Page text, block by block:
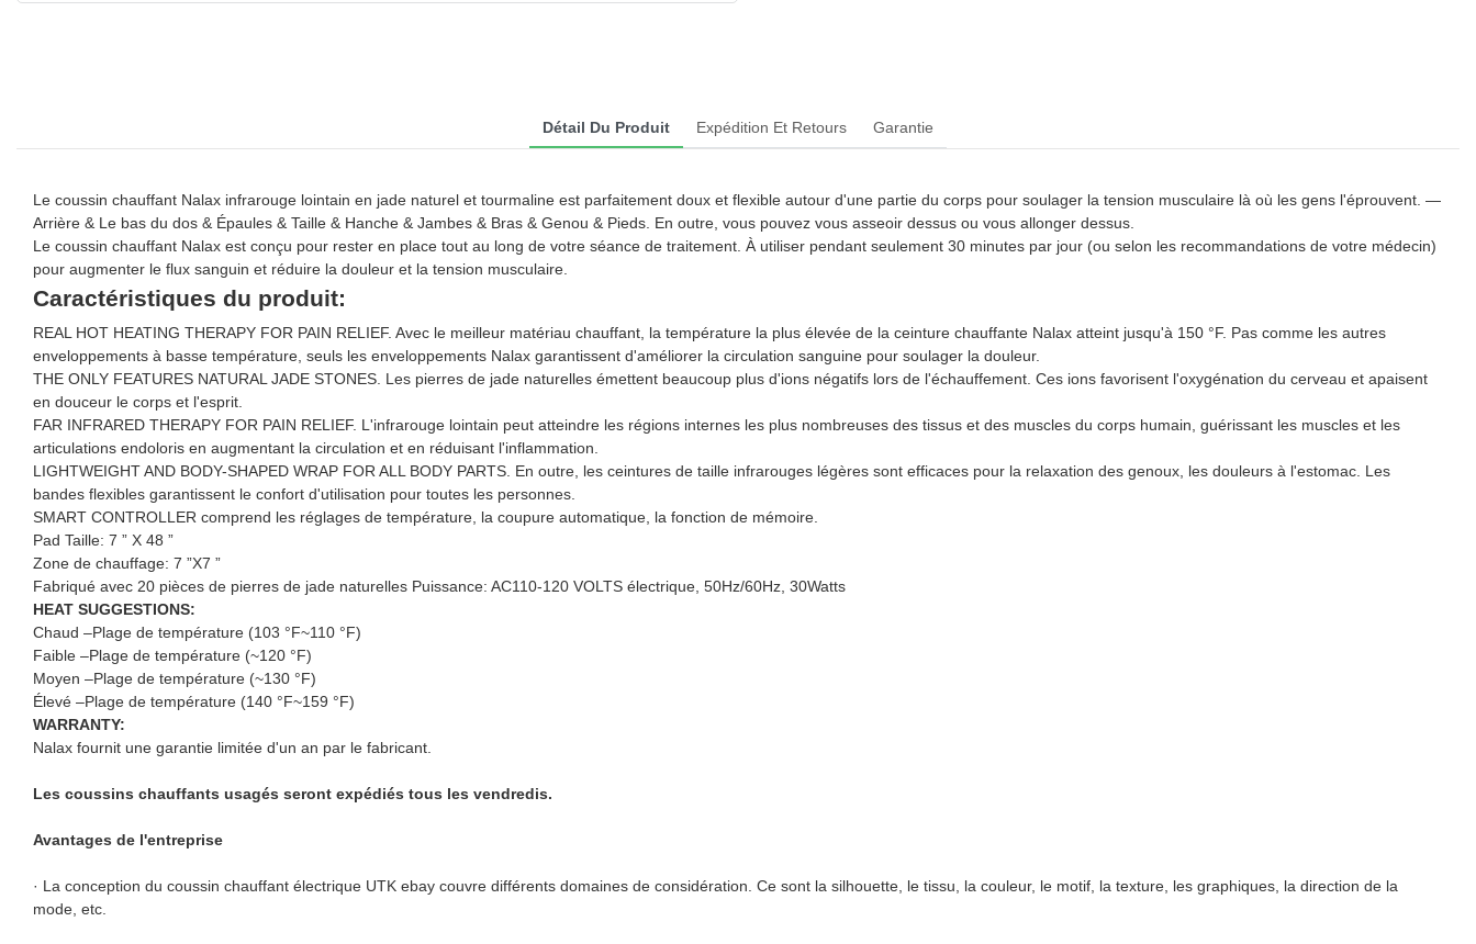
Détail Du Produit Expédition Et Retours Garantie
Le coussin chauffant Nalax infrarouge lointain en jade naturel et tourmaline est parfaitement doux et flexible autour d'une partie du corps pour soulager la tension musculaire là où les gens l'éprouvent. —
Arrière & Le bas du dos & Épaules & Taille & Hanche & Jambes & Bras & Genou & Pieds. En outre, vous pouvez vous asseoir dessus ou vous allonger dessus.
Le coussin chauffant Nalax est conçu pour rester en place tout au long de votre séance de traitement. À utiliser pendant seulement 30 minutes par jour (ou selon les recommandations de votre médecin)
pour augmenter le flux sanguin et réduire la douleur et la tension musculaire.
Caractéristiques du produit:
REAL HOT HEATING THERAPY FOR PAIN RELIEF. Avec le meilleur matériau chauffant, la température la plus élevée de la ceinture chauffante Nalax atteint jusqu'à 150 °F. Pas comme les autres
enveloppements à basse température, seuls les enveloppements Nalax garantissent d'améliorer la circulation sanguine pour soulager la douleur.
THE ONLY FEATURES NATURAL JADE STONES. Les pierres de jade naturelles émettent beaucoup plus d'ions négatifs lors de l'échauffement. Ces ions favorisent l'oxygénation du cerveau et apaisent
en douceur le corps et l'esprit.
FAR INFRARED THERAPY FOR PAIN RELIEF. L'infrarouge lointain peut atteindre les régions internes les plus nombreuses des tissus et des muscles du corps humain, guérissant les muscles et les
articulations endoloris en augmentant la circulation et en réduisant l'inflammation.
LIGHTWEIGHT AND BODY-SHAPED WRAP FOR ALL BODY PARTS. En outre, les ceintures de taille infrarouges légères sont efficaces pour la relaxation des genoux, les douleurs à l'estomac. Les
bandes flexibles garantissent le confort d'utilisation pour toutes les personnes.
SMART CONTROLLER comprend les réglages de température, la coupure automatique, la fonction de mémoire.
Pad Taille: 7 ” X 48 ”
Zone de chauffage: 7 ”X7 ”
Fabriqué avec 20 pièces de pierres de jade naturelles Puissance: AC110-120 VOLTS électrique, 50Hz/60Hz, 30Watts
HEAT SUGGESTIONS:
Chaud –Plage de température (103 °F~110 °F)
Faible –Plage de température (~120 °F)
Moyen –Plage de température (~130 °F)
Élevé –Plage de température (140 °F~159 °F)
WARRANTY:
Nalax fournit une garantie limitée d'un an par le fabricant.
Les coussins chauffants usagés seront expédiés tous les vendredis.
Avantages de l'entreprise
· La conception du coussin chauffant électrique UTK ebay couvre différents domaines de considération. Ce sont la silhouette, le tissu, la couleur, le motif, la texture, les graphiques, la direction de la
mode, etc.